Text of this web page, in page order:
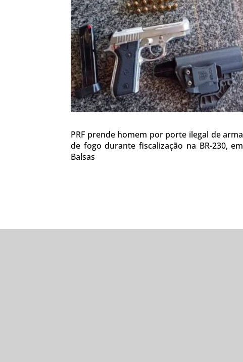
PRF prende homem por porte ilegal de arma
de fogo durante fiscalização na BR-230, em
Balsas